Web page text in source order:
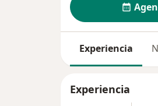
Experiencia
Experiencia